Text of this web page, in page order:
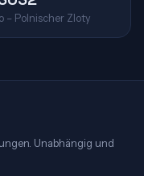
– Polnischer Zloty
Unabhängig und